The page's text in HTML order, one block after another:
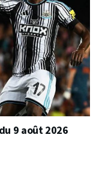
9 août 2026